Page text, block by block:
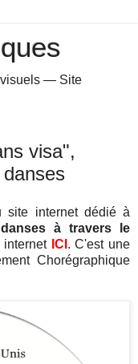
visuels — Site
visa",
site internet dédié à
à travers le
internet ICI . C'est une
Chorégraphique